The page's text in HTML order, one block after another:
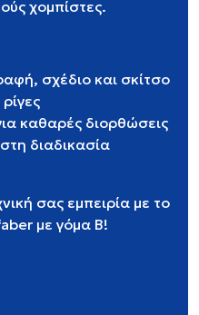
χομπίστες.
σχέδιο και σκίτσο
καθαρές διορθώσεις
διαδικασία
σας εμπειρία με το
με γόμα Β!